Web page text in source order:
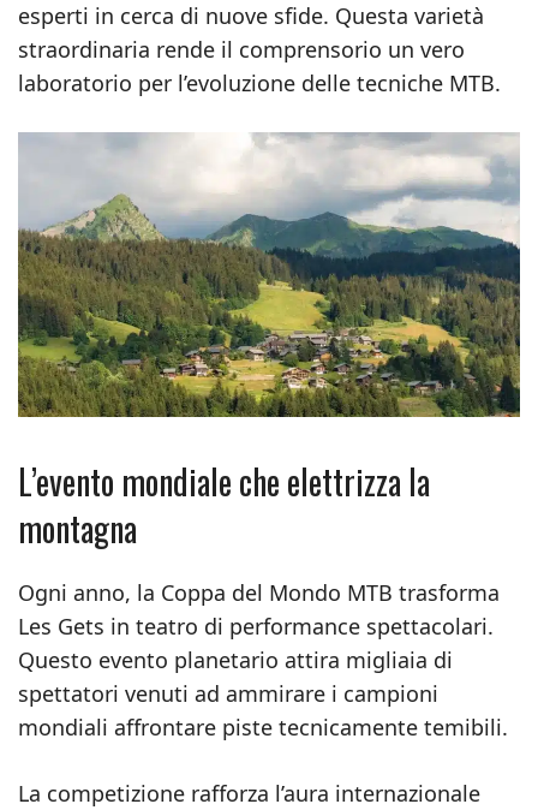
esperti in cerca di nuove sfide. Questa varietà
straordinaria rende il comprensorio un vero
laboratorio per l’evoluzione delle tecniche MTB.
L’evento mondiale che elettrizza la
montagna
Ogni anno, la Coppa del Mondo MTB trasforma
Les Gets in teatro di performance spettacolari.
Questo evento planetario attira migliaia di
spettatori venuti ad ammirare i campioni
mondiali affrontare piste tecnicamente temibili.
La competizione rafforza l’aura internazionale